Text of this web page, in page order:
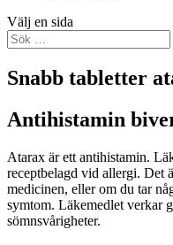
Välj en sida
Snabb tabletter
Antihistamin
Atarax är ett antihistamin.
receptbelagd vid allergi. Det
medicinen, eller om du tar
symtom. Läkemedlet verkar
sömnsvårigheter.